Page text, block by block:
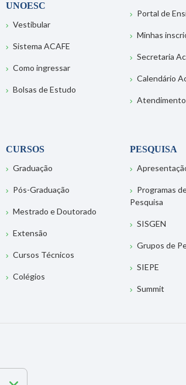
UNOESC
Vestibular
Sistema ACAFE
Como ingressar
Bolsas de Estudo
Portal de
Minhas
Secretaria
Calendário
CURSOS
Graduação
Pós-Graduação
Mestrado e Doutorado
Extensão
Cursos Técnicos
Colégios
PESQUISA
Programas
Pesquisa
SISGEN
Grupos de
SIEPE
Summit